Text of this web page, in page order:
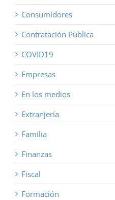
Consumidores
Contratación Pública
COVID19
Empresas
En los medios
Extranjería
Familia
Finanzas
Fiscal
Formación